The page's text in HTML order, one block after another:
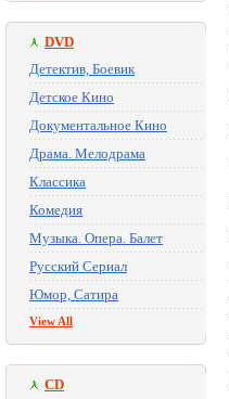
DVD
Детектив, Боевик
Детское Кино
Документальное Кино
Драма. Мелодрама
Классика
Комедия
Музыка. Опера. Балет
Русский Сериал
Юмор, Сатира
View All
CD